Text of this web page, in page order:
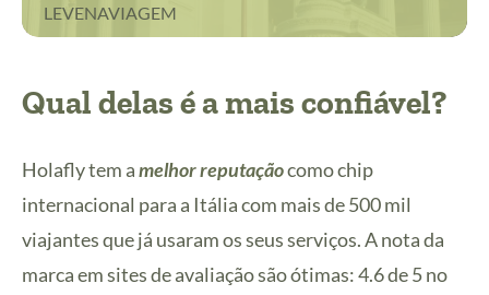
LEVENAVIAGEM
Qual delas é a mais confiável?
Holafly tem amelhor reputaçãocomo chip
internacional para a Itália com mais de 500 mil
viajantes que já usaram os seus serviços. A nota da
marca em sites de avaliação são ótimas: 4.6 de 5 no